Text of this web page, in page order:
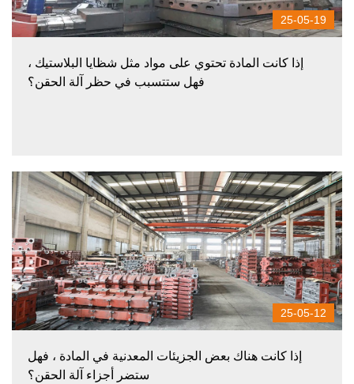
25-05-19
إذا كانت المادة تحتوي على مواد مثل شظايا البلاستيك ،
فهل ستتسبب في حظر آلة الحقن؟
25-05-12
إذا كانت هناك بعض الجزيئات المعدنية في المادة ، فهل
ستضر أجزاء آلة الحقن؟